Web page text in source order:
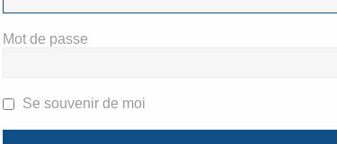
Mot de passe
Se souvenir de moi